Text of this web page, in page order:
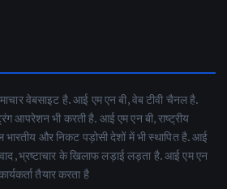
वेबसाइट है. आई एम एन बी, वेब टीवी चैनल है.
आपरेशन भी करती है. आई एम एन बी, राष्ट्रीय
और निकट पड़ोसी देशों में भी स्थापित है. आई
,भ्रष्टाचार के खिलाफ लड़ाई लड़ता है. आई एम एन
तैयार करता है